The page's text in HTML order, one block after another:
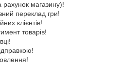
рахунок магазину)!
переклад гри!
клієнтів!
товарів!